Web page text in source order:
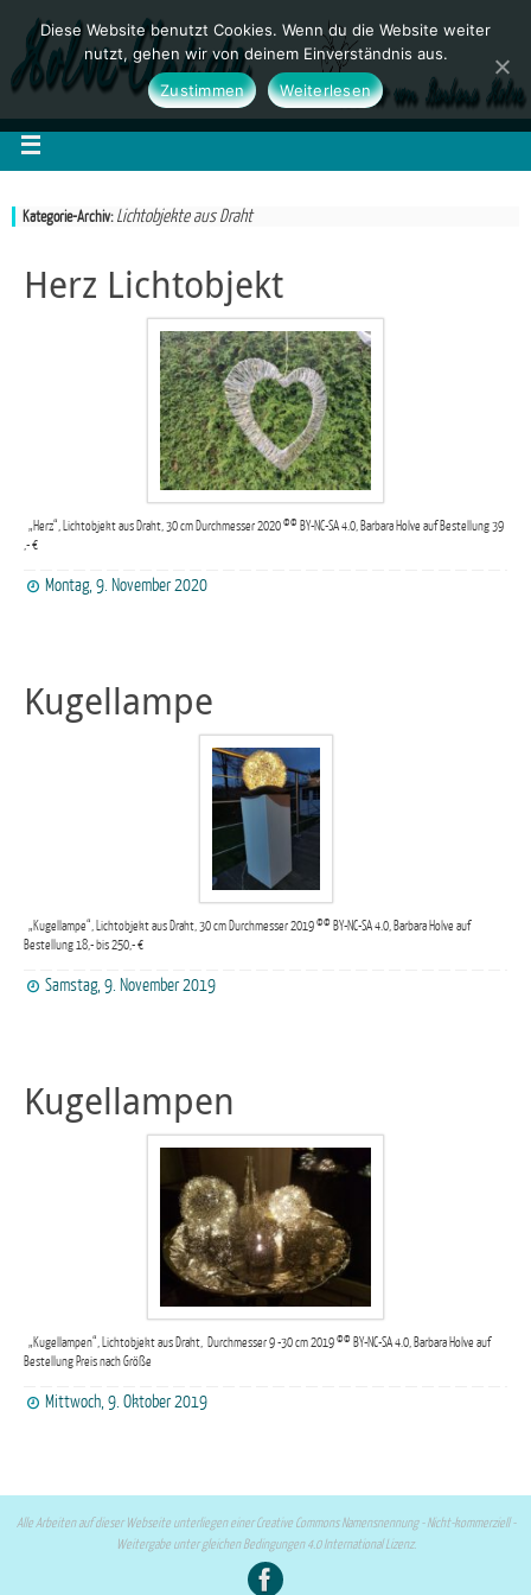
Kategorie-Archiv: Lichtobjekte aus Draht
Herz Lichtobjekt
„Herz“, Lichtobjekt aus Draht, 30 cm Durchmesser 2020 ©© BY-NC-SA 4.0, Barbara Holve auf Bestellung 39
,- €
Montag, 9. November 2020
Kugellampe
„Kugellampe“, Lichtobjekt aus Draht, 30 cm Durchmesser 2019 ©© BY-NC-SA 4.0, Barbara Holve auf
Bestellung 18,- bis 250,- €
Samstag, 9. November 2019
Kugellampen
„Kugellampen“, Lichtobjekt aus Draht, Durchmesser 9 -30 cm 2019 ©© BY-NC-SA 4.0, Barbara Holve auf
Bestellung Preis nach Größe
Mittwoch, 9. Oktober 2019
Alle Arbeiten auf dieser Webseite unterliegen einer Creative Commons Namensnennung - Nicht-kommerziell -
Weitergabe unter gleichen Bedingungen 4.0 International Lizenz.
Diese Website benutzt Cookies. Wenn du die Website weiter
nutzt, gehen wir von deinem Einverständnis aus.
Zustimmen
Weiterlesen